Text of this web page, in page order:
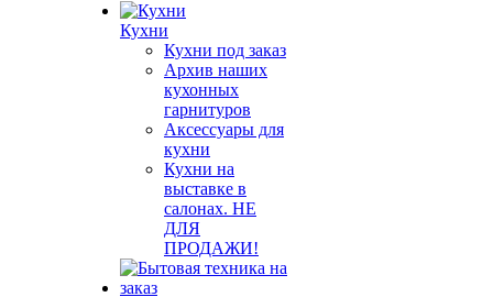
Кухни
Кухни под заказ
Архив наших
кухонных
гарнитуров
Аксессуары для
кухни
Кухни на
выставке в
салонах. НЕ
ДЛЯ
ПРОДАЖИ!